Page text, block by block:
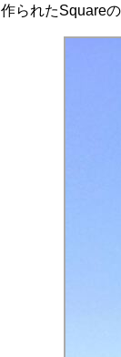
作られたSquare